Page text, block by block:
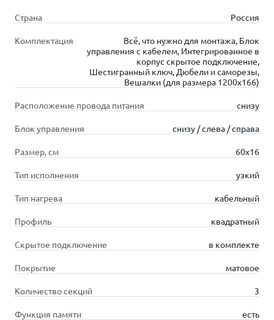
Страна Россия
Комплектация
Всё, что нужно для монтажа, Блок
управления с кабелем, Интегрированное в
корпус скрытое подключение,
Шестигранный ключ, Дюбели и саморезы,
Вешалки (для размера 1200х166)
Расположение провода питания снизу
Блок управления снизу / слева / справа
Размер, см 60х16
Тип исполнения узкий
Тип нагрева кабельный
Профиль квадратный
Скрытое подключение в комплекте
Покрытие матовое
Количество секций 3
Функция памяти есть